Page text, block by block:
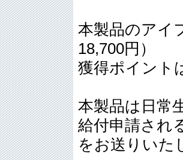
本製品のアイ
18,700円）
獲得ポイント
本製品は日常
給付申請され
をお送りいた